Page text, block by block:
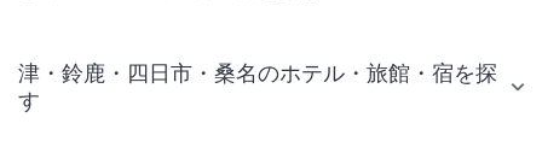
津・鈴鹿・四日市・桑名のホテル・旅館・宿を探
す